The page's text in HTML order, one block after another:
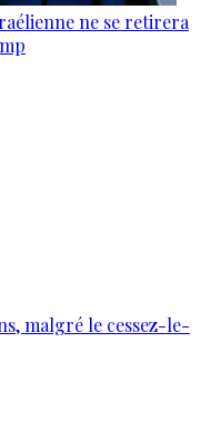
ne se retirera
malgré le cessez-le-